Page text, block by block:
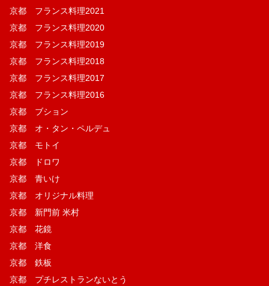
京都 フランス料理2021
京都 フランス料理2020
京都 フランス料理2019
京都 フランス料理2018
京都 フランス料理2017
京都 フランス料理2016
京都 ブション
京都 オ・タン・ペルデュ
京都 モトイ
京都 ドロワ
京都 青いけ
京都 オリジナル料理
京都 新門前 米村
京都 花鏡
京都 洋食
京都 鉄板
京都 プチレストランないとう